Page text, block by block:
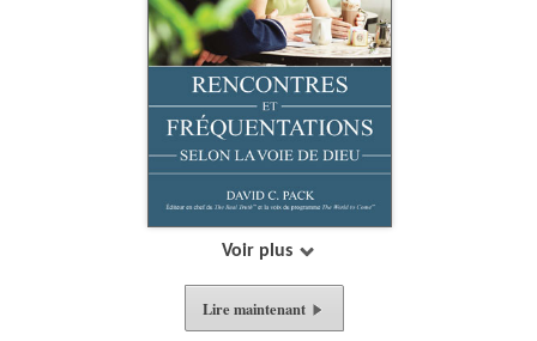
Voir plus
Liremaintenant